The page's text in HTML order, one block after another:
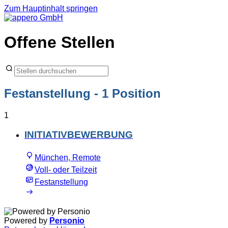
Zum Hauptinhalt springen
Offene Stellen
Festanstellung - 1 Position
1
INITIATIVBEWERBUNG
München, Remote
Voll- oder Teilzeit
Festanstellung
Powered by Personio